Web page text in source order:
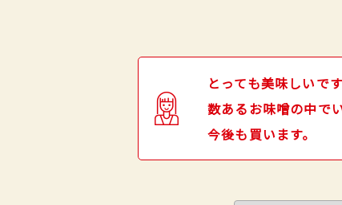
とっても美味しいです
数あるお味噌の中で
今後も買います。